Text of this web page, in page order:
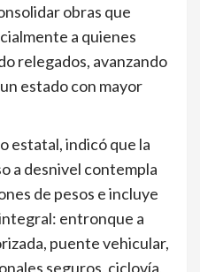
obras que
a quienes
relegados, avanzando
estado con mayor
estatal, indicó que la
a desnivel contempla
de pesos e incluye
entronque a
puente vehicular,
seguros, ciclovía,